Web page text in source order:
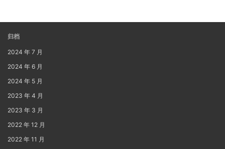
归档
2024 年 7 月
2024 年 6 月
2024 年 5 月
2023 年 4 月
2023 年 3 月
2022 年 12 月
2022 年 11 月